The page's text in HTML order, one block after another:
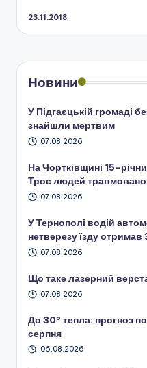
23.11.2018
Новини
У Підгаєцькій громаді
знайшли мертвим
07.08.2026
На Чортківщині 15-
Троє людей травмовано
07.08.2026
У Тернополі водій
нетверезу їзду
07.08.2026
Що таке лазерний
07.08.2026
До 30° тепла: прогноз
серпня
06.08.2026